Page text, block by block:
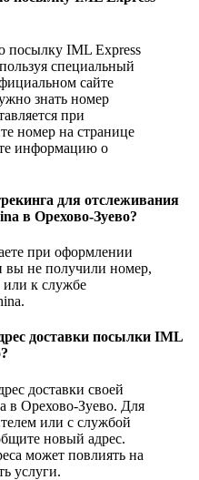
посылку IML Express
специальный
сайте
знать номер
при
номер на странице
информацию о
для отслеживания
в Орехово-Зуево?
при оформлении
вы не получили номер,
или к службе
доставки посылки IML
доставки своей
в Орехово-Зуево. Для
или с службой
новый адрес.
может повлиять на
услуги.